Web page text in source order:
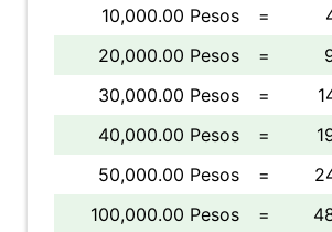
10,000.00 Pesos
=
20,000.00 Pesos
=
30,000.00 Pesos
=
40,000.00 Pesos
=
50,000.00 Pesos
=
100,000.00 Pesos
=